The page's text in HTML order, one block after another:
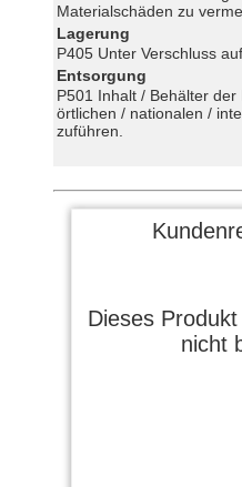
Materialschäden zu
Lagerung
P405 Unter Verschluss
Entsorgung
P501 Inhalt / Behälter
örtlichen / nationalen /
zuführen.
Dieses
nicht